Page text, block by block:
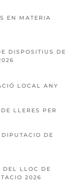
EN MATERIA
DISPOSITIUS DE
LOCAL ANY
LLERES PER
DE
DEL LLOC DE
2026